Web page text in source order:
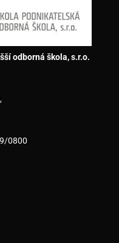
odborná škola, s.r.o.
0800